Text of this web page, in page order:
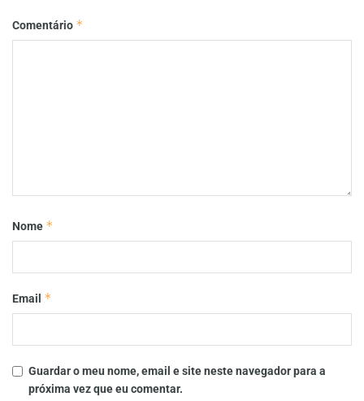
Comentário *
Nome *
Email *
Guardar o meu nome, email e site neste navegador para a
próxima vez que eu comentar.